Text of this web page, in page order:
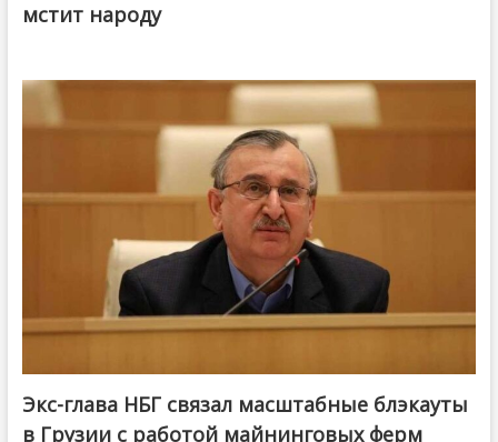
мстит народу
Экс-глава НБГ связал масштабные блэкауты
в Грузии с работой майнинговых ферм